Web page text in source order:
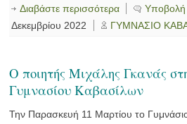
Διαβάστε περισσότερα Υποβολή
Δεκεμβρίου 2022
ΓΥΜΝΑΣΙΟ
O ποιητής Μιχάλης Γκανάς
Γυμνασίου Καβασίλων
Την Παρασκευή 11 Μαρτίου το